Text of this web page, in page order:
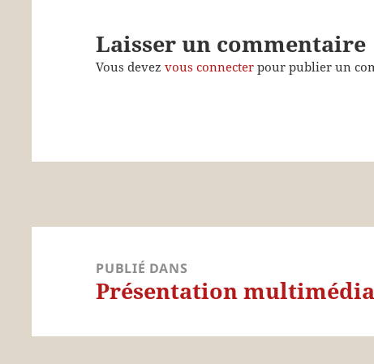
Laisser un commentaire
Vous devezvous connecter pour publier un
PUBLIÉ DANS
Présentation multimédia